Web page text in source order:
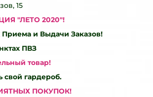
15
"ЛЕТО 2020"!
Приема и Выдачи Заказов!
ПВЗ
товар!
свой гардероб.
ПОКУПОК!